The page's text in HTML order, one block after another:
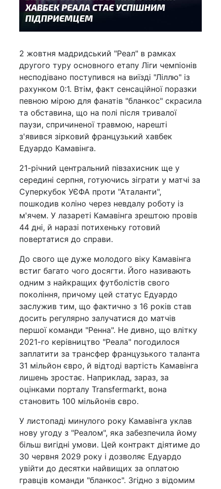
2 жовтня мадридський "Реал" в рамках
другого туру основного етапу Ліги чемпіонів
несподівано поступився на виїзді "Ліллю" із
рахунком 0:1. Втім, факт сенсаційної поразки
певною мірою для фанатів "бланкос" скрасила
та обставина, що на полі після тривалої
паузи, спричиненої травмою, нарешті
з'явився зірковий французький хавбек
Едуардо Камавінга.
21-річний центральний півзахисник ще у
середині серпня, готуючись зіграти у матчі за
Суперкубок УЄФА проти "Аталанти",
пошкодив коліно через невдалу роботу із
м'ячем. У лазареті Камавінга зрештою провів
44 дні, й наразі потихеньку готовий
повертатися до справи.
До свого ще дуже молодого віку Камавінга
встиг багато чого досягти. Його називають
одним з найкращих футболістів свого
покоління, причому цей статус Едуардо
заслужив тим, що фактично з 16 років став
досить регулярно залучатися до матчів
першої команди "Ренна". Не дивно, що влітку
2021-го керівництво "Реала" погодилося
заплатити за трансфер французького таланта
31 мільйон євро, й відтоді вартість Камавінга
лишень зростає. Наприклад, зараз, за
оцінками порталу Transfermarkt, вона
становить 100 мільйонів євро.
У листопаді минулого року Камавінга уклав
нову угоду з "Реалом", яка забезпечила йому
більш вигідні умови. Цей контракт діятиме до
30 червня 2029 року і дозволяє Едуардо
увійти до десятки найвищих за оплатою
гравців команди "бланкос". Згідно з відомим